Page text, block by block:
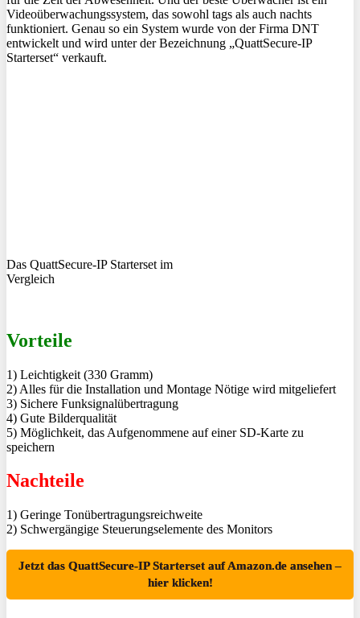
Videoüberwachungssystem, das sowohl tags als auch nachts
funktioniert. Genau so ein System wurde von der Firma DNT
entwickelt und wird unter der Bezeichnung „QuattSecure-IP
Starterset“ verkauft.
Das QuattSecure-IP Starterset im
Vergleich
Vorteile
1) Leichtigkeit (330 Gramm)
2) Alles für die Installation und Montage Nötige wird mitgeliefert
3) Sichere Funksignalübertragung
4) Gute Bilderqualität
5) Möglichkeit, das Aufgenommene auf einer SD-Karte zu
speichern
Nachteile
1) Geringe Tonübertragungsreichweite
2) Schwergängige Steuerungselemente des Monitors
Jetzt das QuattSecure-IP Starterset auf Amazon.de ansehen –
hier klicken!